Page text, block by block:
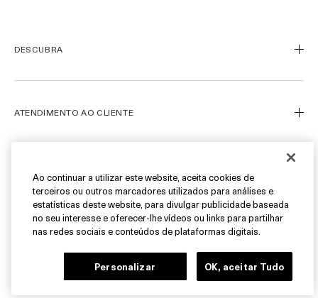
DESCUBRA
Nossa Arte
Ofertas
ATENDIMENTO AO CLIENTE
Fale Conosco
Personal Shopper
Cancelamentos & Devoluções
Encontre uma Boutique/SPA
SIGA-NOS
Instagram
Facebook
© La Mer Technology, Inc.
Ao continuar a utilizar este website, aceita cookies de
terceiros ou outros marcadores utilizados para análises e
estatísticas deste website, para divulgar publicidade baseada
no seu interesse e oferecer-lhe vídeos ou links para partilhar
nas redes sociais e conteúdos de plataformas digitais.
Personalizar OK, aceitar Tudo